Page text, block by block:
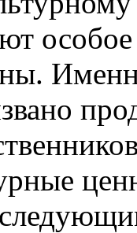
особое